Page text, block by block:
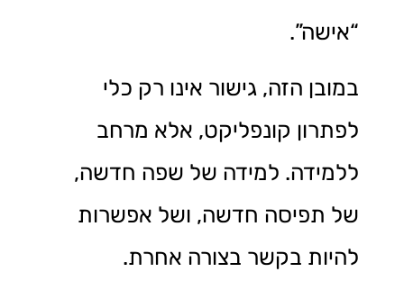
“אישה”.
במובן הזה, גישור אינו רק כלי
לפתרון קונפליקט, אלא מרחב
ללמידה. למידה של שפה חדשה,
של תפיסה חדשה, ושל אפשרות
להיות בקשר בצורה אחרת.